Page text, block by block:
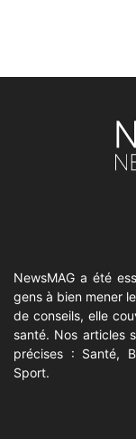
NewsMAG a été
gens à bien mener
de conseils, elle
santé. Nos articles
précises : Santé,
Sport.